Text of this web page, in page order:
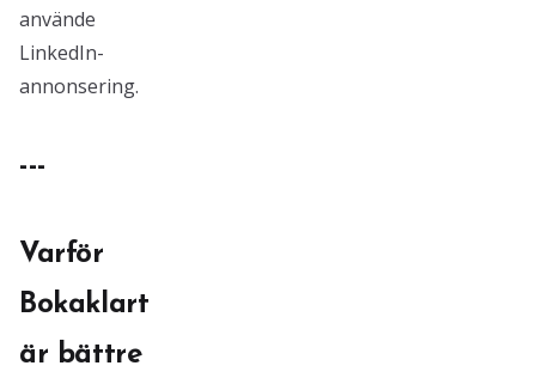
använde
LinkedIn-
annonsering.
---
Varför
Bokaklart
är bättre